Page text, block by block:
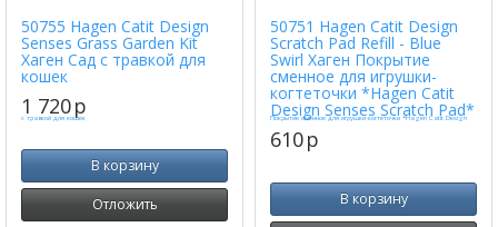
50755 Hagen Catit Design
Senses Grass Garden Kit
Хаген Сад с травкой для
кошек
1 720p
В корзину
Отложить
50751 Hagen Catit Design
Scratch Pad Refill - Blue
Swirl Хаген Покрытие
сменное для игрушки-
когтеточки *Hagen Catit
Design Senses Scratch Pad*
610p
В корзину